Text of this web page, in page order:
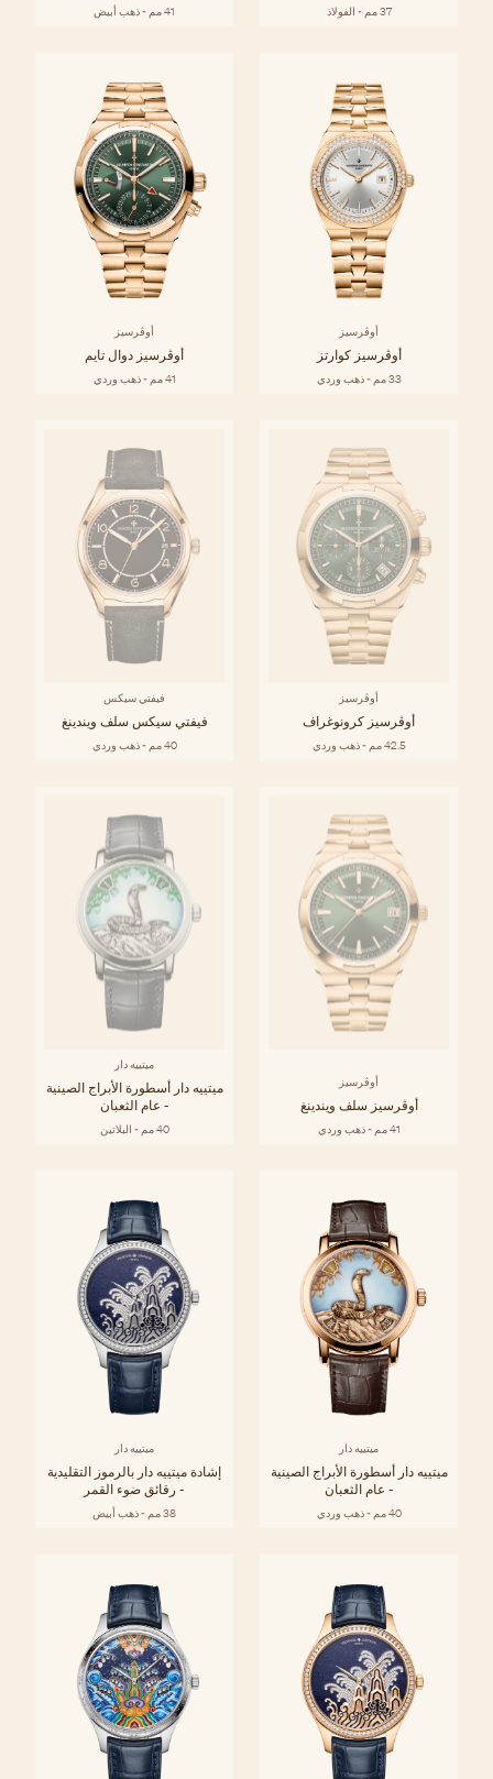
37 مم - الفولاذ 41 مم - ذهب أبيض
أوڤرسيز
أوڤرسيز كوارتز
33 مم - ذهب وردي
أوڤرسيز
أوڤرسيز دوال تايم
41 مم - ذهب وردي
أوڤرسيز
أوڤرسيز كرونوغراف
42.5 مم - ذهب وردي
فيفتي سيكس
فيفتي سيكس سلف ويندينغ
40 مم - ذهب وردي
أوڤرسيز
أوڤرسيز سلف ويندينغ
41 مم - ذهب وردي
ميتييه دار
ميتييه دار أسطورة الأبراج الصينية
- عام الثعبان
40 مم - البلاتين
ميتييه دار
ميتييه دار أسطورة الأبراج الصينية
- عام الثعبان
40 مم - ذهب وردي
ميتييه دار
إشادة ميتييه دار بالرموز التقليدية
- رقائق ضوء القمر
38 مم - ذهب أبيض